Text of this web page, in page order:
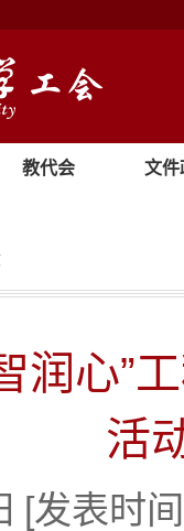
教代会 文件
润心”
活
[发表时